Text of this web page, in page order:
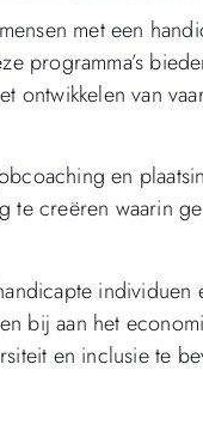
met een
programma’s
ontwikkelen van
en
te creëren waarin
individuen
bij aan het
en inclusie te